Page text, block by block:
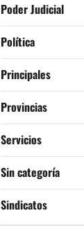
Poder Judicial
Política
Principales
Provincias
Servicios
Sin categoría
Sindicatos